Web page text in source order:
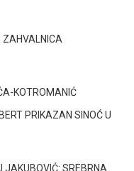
ZAHVALNICA
KOTROMANIĆ
PRIKAZAN SINOĆ U
JAKUBOVIĆ: SREBRNA